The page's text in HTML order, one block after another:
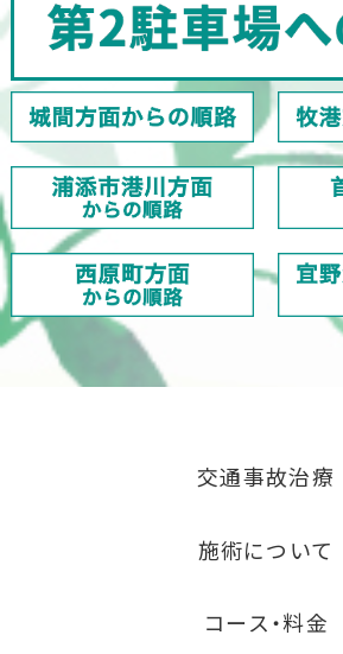
交通事故治療
施術について
コース・料金